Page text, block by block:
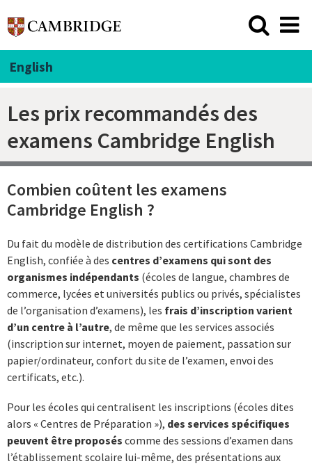
English
Les prix recommandés des
examens Cambridge English
Combien coûtent les examens
Cambridge English ?
Du fait du modèle de distribution des certifications Cambridge
English, confiée à des centres d’examens qui sont des
organismes indépendants (écoles de langue, chambres de
commerce, lycées et universités publics ou privés, spécialistes
de l’organisation d’examens), les frais d’inscription varient
d’un centre à l’autre, de même que les services associés
(inscription sur internet, moyen de paiement, passation sur
papier/ordinateur, confort du site de l’examen, envoi des
certificats, etc.).
Pour les écoles qui centralisent les inscriptions (écoles dites
alors « Centres de Préparation »), des services spécifiques
peuvent être proposés comme des sessions d’examen dans
l’établissement scolaire lui-même, des présentations aux